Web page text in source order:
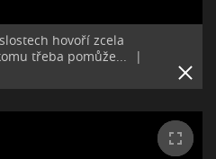
hovoří zcela
třeba pomůže...
|